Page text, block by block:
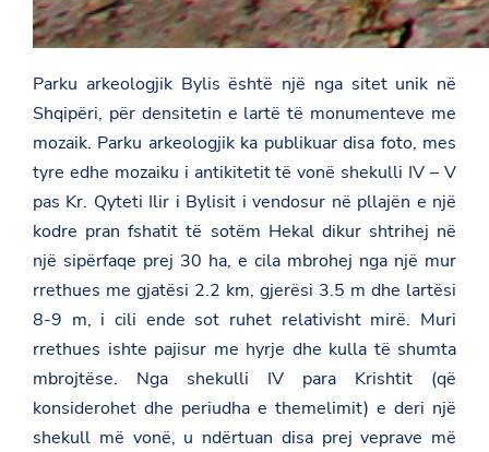
Parku arkeologjik Bylis është një nga sitet unik në
Shqipëri, për densitetin e lartë të monumenteve me
mozaik. Parku arkeologjik ka publikuar disa foto, mes
tyre edhe mozaiku i antikitetit të vonë shekulli IV – V
pas Kr. Qyteti Ilir i Bylisit i vendosur në pllajën e një
kodre pran fshatit të sotëm Hekal dikur shtrihej në
një sipërfaqe prej 30 ha, e cila mbrohej nga një mur
rrethues me gjatësi 2.2 km, gjerësi 3.5 m dhe lartësi
8-9 m, i cili ende sot ruhet relativisht mirë. Muri
rrethues ishte pajisur me hyrje dhe kulla të shumta
mbrojtëse. Nga shekulli IV para Krishtit (që
konsiderohet dhe periudha e themelimit) e deri një
shekull më vonë, u ndërtuan disa prej veprave më